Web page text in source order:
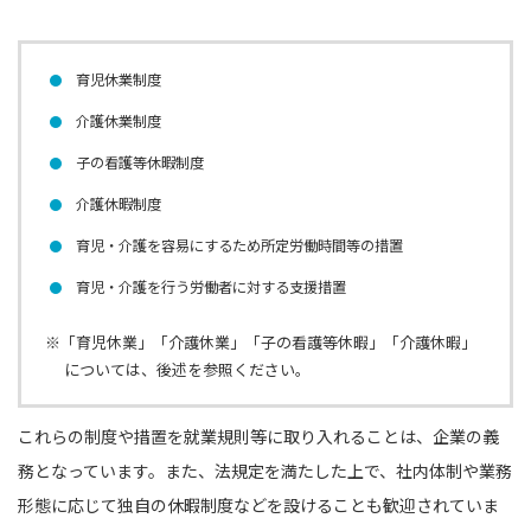
育児休業制度
介護休業制度
子の看護等休暇制度
介護休暇制度
育児・介護を容易にするため所定労働時間等の措置
育児・介護を行う労働者に対する支援措置
※「育児休業」「介護休業」「子の看護等休暇」「介護休暇」
については、後述を参照ください。
これらの制度や措置を就業規則等に取り入れることは、企業の義
務となっています。また、法規定を満たした上で、社内体制や業務
形態に応じて独自の休暇制度などを設けることも歓迎されていま